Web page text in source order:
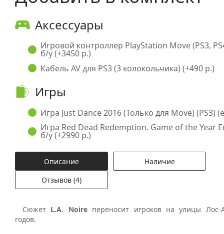
Аксессуары
Игровой контроллер PlayStation Move (PS3,
б/у (+3450 р.)
Кабель AV для PS3 (3 колокольчика) (+490 р.)
Игры
Игра Just Dance 2016 (Только для Move) (PS3)
Игра Red Dead Redemption. Game of the Year
б/у (+2990 р.)
Описание
Наличие
Отзывов (4)
Сюжет L.A. Noireпереносит игроков на улицы Лос-
годов.